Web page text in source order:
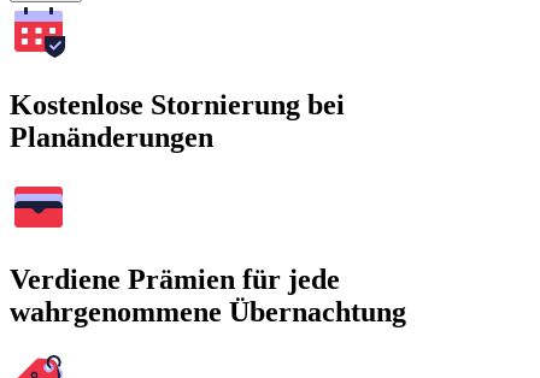
Kostenlose Stornierung bei
Planänderungen
Verdiene Prämien für jede
wahrgenommene Übernachtung